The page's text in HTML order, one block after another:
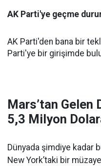
AK Parti'ye geçme
AK Parti'den bana bir
Parti'ye bir girişimde
Mars’tan Gelen
5,3 Milyon
Dünyada şimdiye kadar
New York’taki bir